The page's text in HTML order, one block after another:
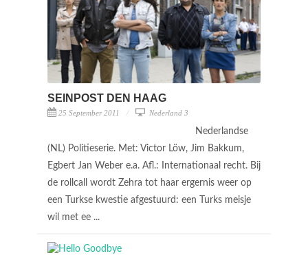
SEINPOST DEN HAAG
25 September 2011 Nederland 3
Nederlandse
(NL) Politieserie. Met: Victor Löw, Jim Bakkum,
Egbert Jan Weber e.a. Afl.: Internationaal recht. Bij
de rollcall wordt Zehra tot haar ergernis weer op
een Turkse kwestie afgestuurd: een Turks meisje
wil met ee ...